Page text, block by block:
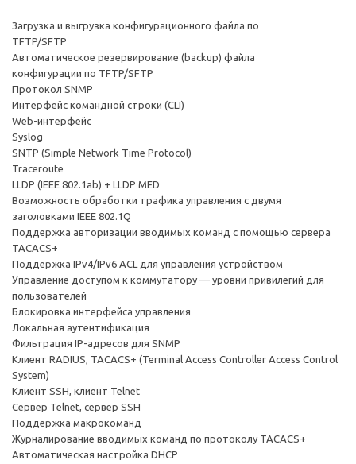
Загрузка и выгрузка конфигурационного файла по
TFTP/SFTP
Автоматическое резервирование (backup) файла
конфигурации по TFTP/SFTP
Протокол SNMP
Интерфейс командной строки (CLI)
Web-интерфейс
Syslog
SNTP (Simple Network Time Protocol)
Traceroute
LLDP (IEEE 802.1ab) + LLDP MED
Возможность обработки трафика управления с двумя
заголовками IEEE 802.1Q
Поддержка авторизации вводимых команд с помощью сервера
TACACS+
Поддержка IPv4/IPv6 ACL для управления устройством
Управление доступом к коммутатору — уровни привилегий для
пользователей
Блокировка интерфейса управления
Локальная аутентификация
Фильтрация IP-адресов для SNMP
Клиент RADIUS, TACACS+ (Terminal Access Controller Access Control
System)
Клиент SSH, клиент Telnet
Сервер Telnet, сервер SSH
Поддержка макрокоманд
Журналирование вводимых команд по протоколу TACACS+
Автоматическая настройка DHCP